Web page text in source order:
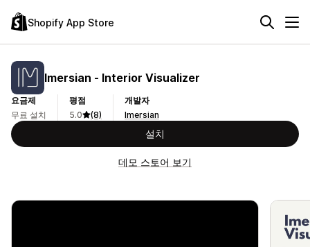
Shopify App Store
Imersian ‑ Interior Visualizer
요금제
무료 설치
평점
5.0
(8)
개발자
Imersian
설치
데모 스토어 보기